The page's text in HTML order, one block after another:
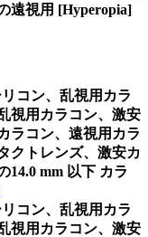
遠視用 [Hyperopia]
コン、乱視用カラ
視用カラコン、激安
ラコン、遠視用カラ
クトレンズ、激安カ
14.0 mm 以下 カラ
コン、乱視用カラ
視用カラコン、激安